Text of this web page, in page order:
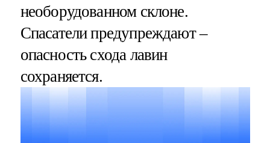
необорудованном склоне.
Спасатели предупреждают –
опасность схода лавин
сохраняется.